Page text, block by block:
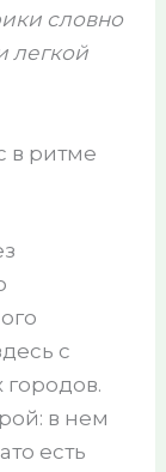
словно
легкой
в ритме
с
в нем
есть